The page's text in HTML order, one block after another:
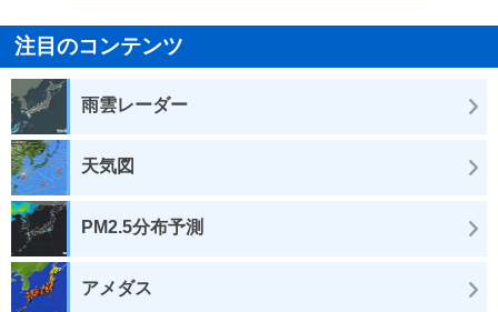
注目のコンテンツ
雨雲レーダー
天気図
PM2.5分布予測
アメダス